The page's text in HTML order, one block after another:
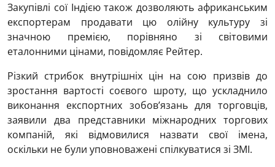
Закупівлі сої Індією також дозволяють африканським
експортерам продавати цю олійну культуру зі
значною премією, порівняно зі світовими
еталонними цінами, повідомляє Рейтер.
Різкий стрибок внутрішніх цін на сою призвів до
зростання вартості соєвого шроту, що ускладнило
виконання експортних зобов’язань для торговців,
заявили два представники міжнародних торгових
компаній, які відмовилися назвати свої імена,
оскільки не були уповноважені спілкуватися зі ЗМІ.